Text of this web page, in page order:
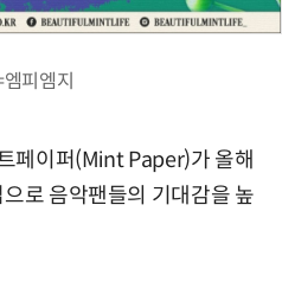
피엠지
페이퍼(Mint Paper)가 올해
로 음악팬들의 기대감을 높